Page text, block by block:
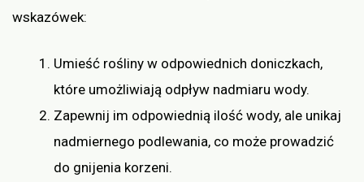
wskazówek:
Umieść rośliny w odpowiednich doniczkach,
które umożliwiają odpływ nadmiaru wody.
Zapewnij im odpowiednią ilość wody, ale unikaj
nadmiernego podlewania, co może prowadzić
do gnijenia korzeni.